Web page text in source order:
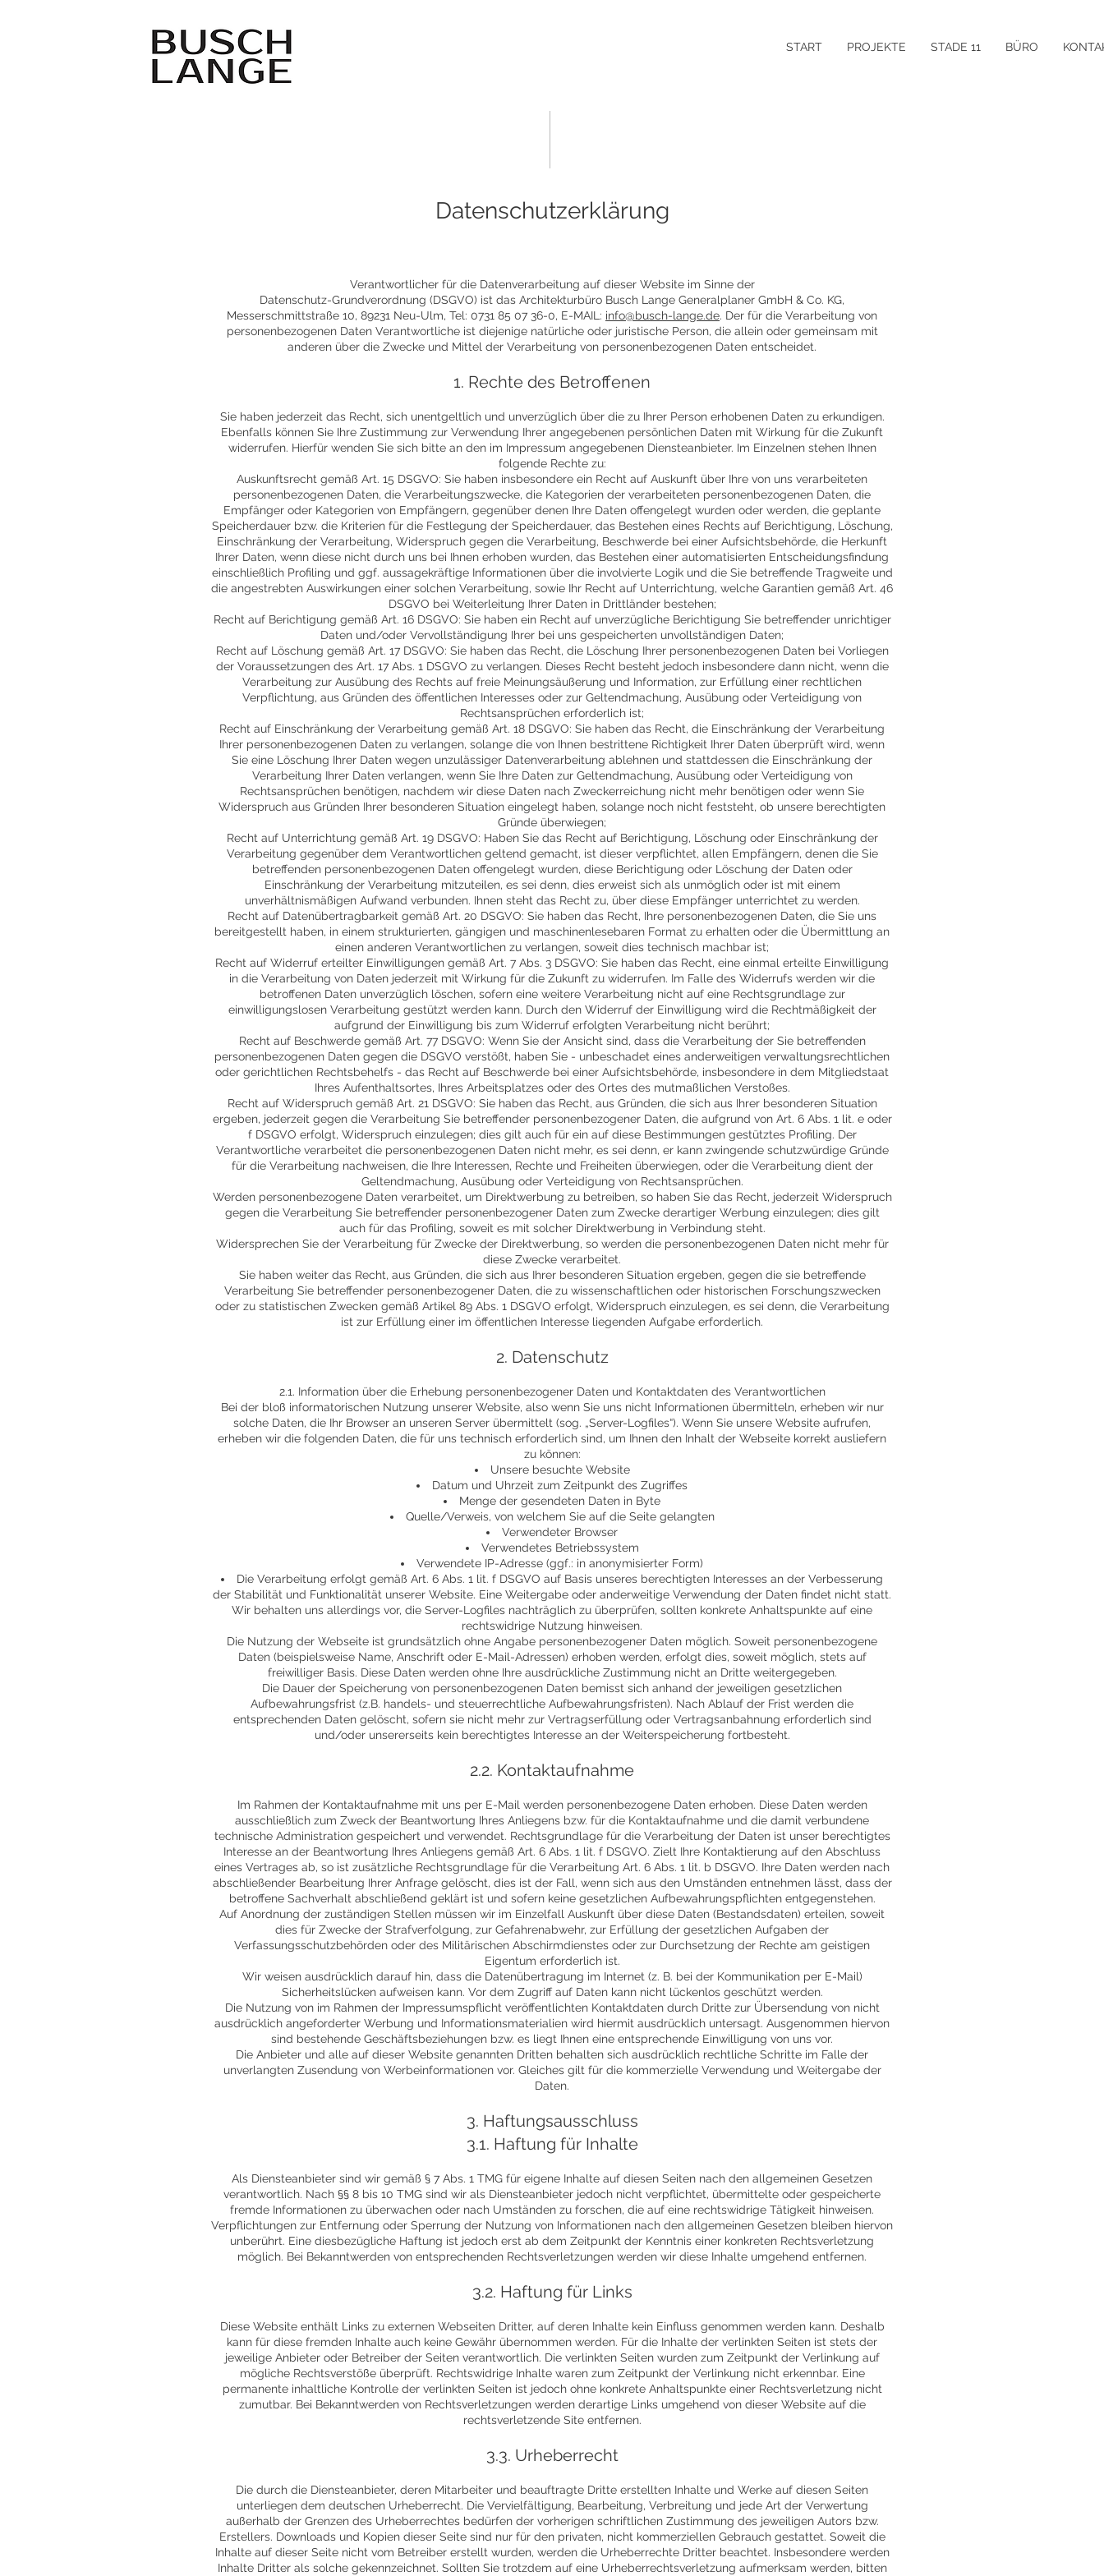
START PROJEKTE STADE 11 BÜRO
Datenschutzerklärung
Verantwortlicher für die Datenverarbeitung auf dieser Website im Sinne der
Datenschutz-Grundverordnung (DSGVO) ist das Architekturbüro Busch Lange Generalplaner GmbH & Co. KG,
Messerschmittstraße 10, 89231 Neu-Ulm, Tel: 0731 85 07 36-0, E-MAIL: info@busch-lange.de. Der für die Verarbeitung von
personenbezogenen Daten Verantwortliche ist diejenige natürliche oder juristische Person, die allein oder gemeinsam mit
anderen über die Zwecke und Mittel der Verarbeitung von personenbezogenen Daten entscheidet.
1. Rechte des Betroffenen
Sie haben jederzeit das Recht, sich unentgeltlich und unverzüglich über die zu Ihrer Person erhobenen Daten zu erkundigen.
Ebenfalls können Sie Ihre Zustimmung zur Verwendung Ihrer angegebenen persönlichen Daten mit Wirkung für die Zukunft
widerrufen. Hierfür wenden Sie sich bitte an den im Impressum angegebenen Diensteanbieter. Im Einzelnen stehen Ihnen
folgende Rechte zu:
Auskunftsrecht gemäß Art. 15 DSGVO: Sie haben insbesondere ein Recht auf Auskunft über Ihre von uns verarbeiteten
personenbezogenen Daten, die Verarbeitungszwecke, die Kategorien der verarbeiteten personenbezogenen Daten, die
Empfänger oder Kategorien von Empfängern, gegenüber denen Ihre Daten offengelegt wurden oder werden, die geplante
Speicherdauer bzw. die Kriterien für die Festlegung der Speicherdauer, das Bestehen eines Rechts auf Berichtigung, Löschung,
Einschränkung der Verarbeitung, Widerspruch gegen die Verarbeitung, Beschwerde bei einer Aufsichtsbehörde, die Herkunft
Ihrer Daten, wenn diese nicht durch uns bei Ihnen erhoben wurden, das Bestehen einer automatisierten Entscheidungsfindung
einschließlich Profiling und ggf. aussagekräftige Informationen über die involvierte Logik und die Sie betreffende Tragweite und
die angestrebten Auswirkungen einer solchen Verarbeitung, sowie Ihr Recht auf Unterrichtung, welche Garantien gemäß Art. 46
DSGVO bei Weiterleitung Ihrer Daten in Drittländer bestehen;
Recht auf Berichtigung gemäß Art. 16 DSGVO: Sie haben ein Recht auf unverzügliche Berichtigung Sie betreffender unrichtiger
Daten und/oder Vervollständigung Ihrer bei uns gespeicherten unvollständigen Daten;
Recht auf Löschung gemäß Art. 17 DSGVO: Sie haben das Recht, die Löschung Ihrer personenbezogenen Daten bei Vorliegen
der Voraussetzungen des Art. 17 Abs. 1 DSGVO zu verlangen. Dieses Recht besteht jedoch insbesondere dann nicht, wenn die
Verarbeitung zur Ausübung des Rechts auf freie Meinungsäußerung und Information, zur Erfüllung einer rechtlichen
Verpflichtung, aus Gründen des öffentlichen Interesses oder zur Geltendmachung, Ausübung oder Verteidigung von
Rechtsansprüchen erforderlich ist;
Recht auf Einschränkung der Verarbeitung gemäß Art. 18 DSGVO: Sie haben das Recht, die Einschränkung der Verarbeitung
Ihrer personenbezogenen Daten zu verlangen, solange die von Ihnen bestrittene Richtigkeit Ihrer Daten überprüft wird, wenn
Sie eine Löschung Ihrer Daten wegen unzulässiger Datenverarbeitung ablehnen und stattdessen die Einschränkung der
Verarbeitung Ihrer Daten verlangen, wenn Sie Ihre Daten zur Geltendmachung, Ausübung oder Verteidigung von
Rechtsansprüchen benötigen, nachdem wir diese Daten nach Zweckerreichung nicht mehr benötigen oder wenn Sie
Widerspruch aus Gründen Ihrer besonderen Situation eingelegt haben, solange noch nicht feststeht, ob unsere berechtigten
Gründe überwiegen;
Recht auf Unterrichtung gemäß Art. 19 DSGVO: Haben Sie das Recht auf Berichtigung, Löschung oder Einschränkung der
Verarbeitung gegenüber dem Verantwortlichen geltend gemacht, ist dieser verpflichtet, allen Empfängern, denen die Sie
betreffenden personenbezogenen Daten offengelegt wurden, diese Berichtigung oder Löschung der Daten oder
Einschränkung der Verarbeitung mitzuteilen, es sei denn, dies erweist sich als unmöglich oder ist mit einem
unverhältnismäßigen Aufwand verbunden. Ihnen steht das Recht zu, über diese Empfänger unterrichtet zu werden.
Recht auf Datenübertragbarkeit gemäß Art. 20 DSGVO: Sie haben das Recht, Ihre personenbezogenen Daten, die Sie uns
bereitgestellt haben, in einem strukturierten, gängigen und maschinenlesebaren Format zu erhalten oder die Übermittlung an
einen anderen Verantwortlichen zu verlangen, soweit dies technisch machbar ist;
Recht auf Widerruf erteilter Einwilligungen gemäß Art. 7 Abs. 3 DSGVO: Sie haben das Recht, eine einmal erteilte Einwilligung
in die Verarbeitung von Daten jederzeit mit Wirkung für die Zukunft zu widerrufen. Im Falle des Widerrufs werden wir die
betroffenen Daten unverzüglich löschen, sofern eine weitere Verarbeitung nicht auf eine Rechtsgrundlage zur
einwilligungslosen Verarbeitung gestützt werden kann. Durch den Widerruf der Einwilligung wird die Rechtmäßigkeit der
aufgrund der Einwilligung bis zum Widerruf erfolgten Verarbeitung nicht berührt;
Recht auf Beschwerde gemäß Art. 77 DSGVO: Wenn Sie der Ansicht sind, dass die Verarbeitung der Sie betreffenden
personenbezogenen Daten gegen die DSGVO verstößt, haben Sie - unbeschadet eines anderweitigen verwaltungsrechtlichen
oder gerichtlichen Rechtsbehelfs - das Recht auf Beschwerde bei einer Aufsichtsbehörde, insbesondere in dem Mitgliedstaat
Ihres Aufenthaltsortes, Ihres Arbeitsplatzes oder des Ortes des mutmaßlichen Verstoßes.
Recht auf Widerspruch gemäß Art. 21 DSGVO: Sie haben das Recht, aus Gründen, die sich aus Ihrer besonderen Situation
ergeben, jederzeit gegen die Verarbeitung Sie betreffender personenbezogener Daten, die aufgrund von Art. 6 Abs. 1 lit. e oder
f DSGVO erfolgt, Widerspruch einzulegen; dies gilt auch für ein auf diese Bestimmungen gestütztes Profiling. Der
Verantwortliche verarbeitet die personenbezogenen Daten nicht mehr, es sei denn, er kann zwingende schutzwürdige Gründe
für die Verarbeitung nachweisen, die Ihre Interessen, Rechte und Freiheiten überwiegen, oder die Verarbeitung dient der
Geltendmachung, Ausübung oder Verteidigung von Rechtsansprüchen.
Werden personenbezogene Daten verarbeitet, um Direktwerbung zu betreiben, so haben Sie das Recht, jederzeit Widerspruch
gegen die Verarbeitung Sie betreffender personenbezogener Daten zum Zwecke derartiger Werbung einzulegen; dies gilt
auch für das Profiling, soweit es mit solcher Direktwerbung in Verbindung steht.
Widersprechen Sie der Verarbeitung für Zwecke der Direktwerbung, so werden die personenbezogenen Daten nicht mehr für
diese Zwecke verarbeitet.
Sie haben weiter das Recht, aus Gründen, die sich aus Ihrer besonderen Situation ergeben, gegen die sie betreffende
Verarbeitung Sie betreffender personenbezogener Daten, die zu wissenschaftlichen oder historischen Forschungszwecken
oder zu statistischen Zwecken gemäß Artikel 89 Abs. 1 DSGVO erfolgt, Widerspruch einzulegen, es sei denn, die Verarbeitung
ist zur Erfüllung einer im öffentlichen Interesse liegenden Aufgabe erforderlich.
2. Datenschutz
2.1. Information über die Erhebung personenbezogener Daten und Kontaktdaten des Verantwortlichen
Bei der bloß informatorischen Nutzung unserer Website, also wenn Sie uns nicht Informationen übermitteln, erheben wir nur
solche Daten, die Ihr Browser an unseren Server übermittelt (sog. „Server-Logfiles“). Wenn Sie unsere Website aufrufen,
erheben wir die folgenden Daten, die für uns technisch erforderlich sind, um Ihnen den Inhalt der Webseite korrekt ausliefern
zu können:
Unsere besuchte Website
Datum und Uhrzeit zum Zeitpunkt des Zugriffes
Menge der gesendeten Daten in Byte
Quelle/Verweis, von welchem Sie auf die Seite gelangten
Verwendeter Browser
Verwendetes Betriebssystem
Verwendete IP-Adresse (ggf.: in anonymisierter Form)
Die Verarbeitung erfolgt gemäß Art. 6 Abs. 1 lit. f DSGVO auf Basis unseres berechtigten Interesses an der Verbesserung
der Stabilität und Funktionalität unserer Website. Eine Weitergabe oder anderweitige Verwendung der Daten findet nicht statt.
Wir behalten uns allerdings vor, die Server-Logfiles nachträglich zu überprüfen, sollten konkrete Anhaltspunkte auf eine
rechtswidrige Nutzung hinweisen.
Die Nutzung der Webseite ist grundsätzlich ohne Angabe personenbezogener Daten möglich. Soweit personenbezogene
Daten (beispielsweise Name, Anschrift oder E-Mail-Adressen) erhoben werden, erfolgt dies, soweit möglich, stets auf
freiwilliger Basis. Diese Daten werden ohne Ihre ausdrückliche Zustimmung nicht an Dritte weitergegeben.
Die Dauer der Speicherung von personenbezogenen Daten bemisst sich anhand der jeweiligen gesetzlichen
Aufbewahrungsfrist (z.B. handels- und steuerrechtliche Aufbewahrungsfristen). Nach Ablauf der Frist werden die
entsprechenden Daten gelöscht, sofern sie nicht mehr zur Vertragserfüllung oder Vertragsanbahnung erforderlich sind
und/oder unsererseits kein berechtigtes Interesse an der Weiterspeicherung fortbesteht.
2.2. Kontaktaufnahme
Im Rahmen der Kontaktaufnahme mit uns per E-Mail werden personenbezogene Daten erhoben. Diese Daten werden
ausschließlich zum Zweck der Beantwortung Ihres Anliegens bzw. für die Kontaktaufnahme und die damit verbundene
technische Administration gespeichert und verwendet. Rechtsgrundlage für die Verarbeitung der Daten ist unser berechtigtes
Interesse an der Beantwortung Ihres Anliegens gemäß Art. 6 Abs. 1 lit. f DSGVO. Zielt Ihre Kontaktierung auf den Abschluss
eines Vertrages ab, so ist zusätzliche Rechtsgrundlage für die Verarbeitung Art. 6 Abs. 1 lit. b DSGVO. Ihre Daten werden nach
abschließender Bearbeitung Ihrer Anfrage gelöscht, dies ist der Fall, wenn sich aus den Umständen entnehmen lässt, dass der
betroffene Sachverhalt abschließend geklärt ist und sofern keine gesetzlichen Aufbewahrungspflichten entgegenstehen.
Auf Anordnung der zuständigen Stellen müssen wir im Einzelfall Auskunft über diese Daten (Bestandsdaten) erteilen, soweit
dies für Zwecke der Strafverfolgung, zur Gefahrenabwehr, zur Erfüllung der gesetzlichen Aufgaben der
Verfassungsschutzbehörden oder des Militärischen Abschirmdienstes oder zur Durchsetzung der Rechte am geistigen
Eigentum erforderlich ist.
Wir weisen ausdrücklich darauf hin, dass die Datenübertragung im Internet (z. B. bei der Kommunikation per E-Mail)
Sicherheitslücken aufweisen kann. Vor dem Zugriff auf Daten kann nicht lückenlos geschützt werden.
Die Nutzung von im Rahmen der Impressumspflicht veröffentlichten Kontaktdaten durch Dritte zur Übersendung von nicht
ausdrücklich angeforderter Werbung und Informationsmaterialien wird hiermit ausdrücklich untersagt. Ausgenommen hiervon
sind bestehende Geschäftsbeziehungen bzw. es liegt Ihnen eine entsprechende Einwilligung von uns vor.
Die Anbieter und alle auf dieser Website genannten Dritten behalten sich ausdrücklich rechtliche Schritte im Falle der
unverlangten Zusendung von Werbeinformationen vor. Gleiches gilt für die kommerzielle Verwendung und Weitergabe der
Daten.
3. Haftungsausschluss
3.1. Haftung für Inhalte
Als Diensteanbieter sind wir gemäß § 7 Abs. 1 TMG für eigene Inhalte auf diesen Seiten nach den allgemeinen Gesetzen
verantwortlich. Nach §§ 8 bis 10 TMG sind wir als Diensteanbieter jedoch nicht verpflichtet, übermittelte oder gespeicherte
fremde Informationen zu überwachen oder nach Umständen zu forschen, die auf eine rechtswidrige Tätigkeit hinweisen.
Verpflichtungen zur Entfernung oder Sperrung der Nutzung von Informationen nach den allgemeinen Gesetzen bleiben hiervon
unberührt. Eine diesbezügliche Haftung ist jedoch erst ab dem Zeitpunkt der Kenntnis einer konkreten Rechtsverletzung
möglich. Bei Bekanntwerden von entsprechenden Rechtsverletzungen werden wir diese Inhalte umgehend entfernen.
3.2. Haftung für Links
Diese Website enthält Links zu externen Webseiten Dritter, auf deren Inhalte kein Einfluss genommen werden kann. Deshalb
kann für diese fremden Inhalte auch keine Gewähr übernommen werden. Für die Inhalte der verlinkten Seiten ist stets der
jeweilige Anbieter oder Betreiber der Seiten verantwortlich. Die verlinkten Seiten wurden zum Zeitpunkt der Verlinkung auf
mögliche Rechtsverstöße überprüft. Rechtswidrige Inhalte waren zum Zeitpunkt der Verlinkung nicht erkennbar. Eine
permanente inhaltliche Kontrolle der verlinkten Seiten ist jedoch ohne konkrete Anhaltspunkte einer Rechtsverletzung nicht
zumutbar. Bei Bekanntwerden von Rechtsverletzungen werden derartige Links umgehend von dieser Website auf die
rechtsverletzende Site entfernen.
3.3. Urheberrecht
Die durch die Diensteanbieter, deren Mitarbeiter und beauftragte Dritte erstellten Inhalte und Werke auf diesen Seiten
unterliegen dem deutschen Urheberrecht. Die Vervielfältigung, Bearbeitung, Verbreitung und jede Art der Verwertung
außerhalb der Grenzen des Urheberrechtes bedürfen der vorherigen schriftlichen Zustimmung des jeweiligen Autors bzw.
Erstellers. Downloads und Kopien dieser Seite sind nur für den privaten, nicht kommerziellen Gebrauch gestattet. Soweit die
Inhalte auf dieser Seite nicht vom Betreiber erstellt wurden, werden die Urheberrechte Dritter beachtet. Insbesondere werden
Inhalte Dritter als solche gekennzeichnet. Sollten Sie trotzdem auf eine Urheberrechtsverletzung aufmerksam werden, bitten